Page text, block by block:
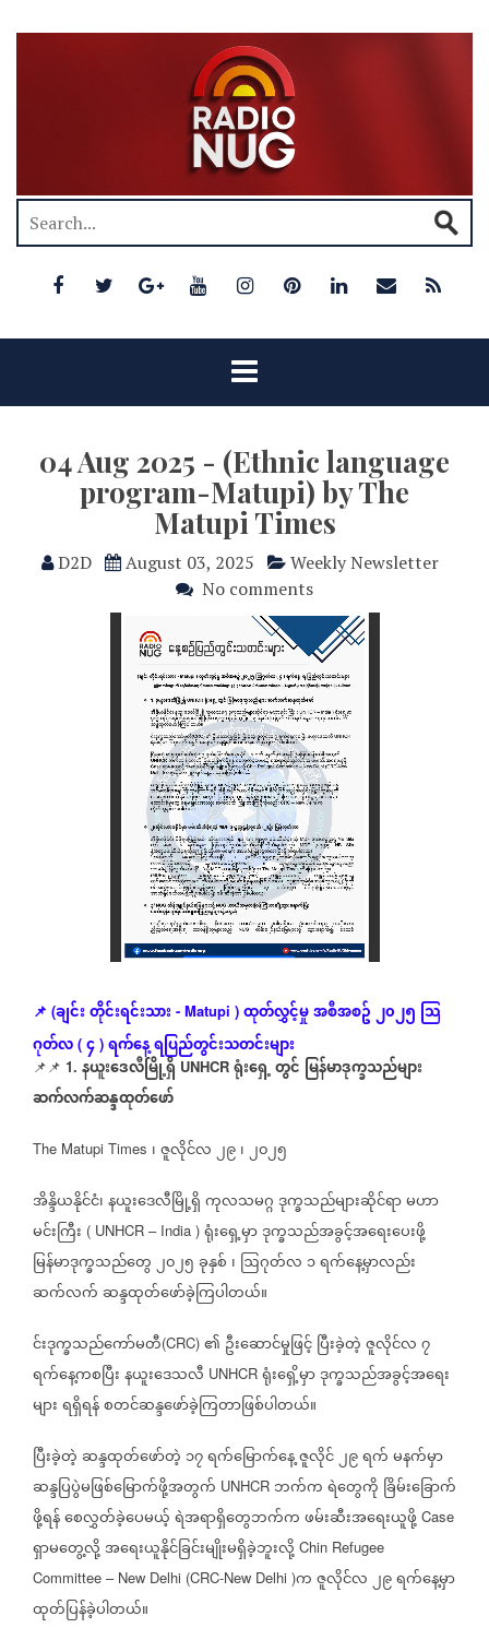
04 Aug 2025 - (Ethnic language
program-Matupi) by The
Matupi Times
D2D August 03, 2025
Weekly Newsletter
No comments
📌 (ချင်းတိုင်းရင်းသား - Matupi ) ထုတ်လွှင့်မှုအစီအစဥ်၂၀၂၅ သြ
ဂုတ်လ ( ၄ ) ရက်နေ့ရပြည်တွင်းသတင်းများ
📌📌 1. နယူးဒေလီမြို့ရှိ UNHCR ရုံးရှေ့တွင် မြန်မာဒုက္ခသည်များ
ဆက်လက်ဆန္ဒထုတ်ဖော်
The Matupi Times ၊ဇူလိုင်လ၂၉၊၂၀၂၅
အိန္ဒိယနိုင်ငံ၊နယူးဒေလီမြို့ရှိကုလသမဂ္ဂဒုက္ခသည်များဆိုင်ရာမဟာ
မင်းကြီး ( UNHCR – India ) ရုံးရှေ့မှာဒုက္ခသည်အခွင့်အရေးပေးဖို့
မြန်မာဒုက္ခသည်တွေ၂၀၂၅ခုနှစ် ၊ ဩဂုတ်လ ၁ရက်နေ့မှာလည်း
ဆက်လက်ဆန္ဒထုတ်ဖော်ခဲ့ကြပါတယ်။
င်းဒုက္ခသည်ကော်မတီ(CRC) ၏ ဦးဆောင်မှုဖြင့်ပြီးခဲ့တဲ့ဇူလိုင်လ၇
ရက်နေ့ကစပြီးနယူးဒေသလီ UNHCR ရုံးရှေိ့မှာဒုက္ခသည်အခွင့်အရေး
များရရှိရန်စတင်ဆန္ဒဖော်ခဲ့ကြတာဖြစ်ပါတယ်။
ပြီးခဲ့တဲ့ဆန္ဒထုတ်ဖော်တဲ့ ၁၇ရက်မြောက်နေ့ဇူလိုင်၂၉ရက်မနက်မှာ
ဆန္ဒပြပွဲမဖြစ်မြောက်ဖို့အတွက် UNHCR ဘက်ကရဲတွေကို ခြိမ်းခြောက်
ဖို့ရန်စေလွှတ်ခဲ့ပေမယ့်ရဲအရာရှိတွေဘက်ကဖမ်းဆီးအရေးယူဖို့ Case
ရှာမတွေ့လို့အရေးယူနိုင်ခြင်းမျိုးမရှိခဲ့ဘူးလို့ Chin Refugee
Committee – New Delhi (CRC-New Delhi )ကဇူလိုင်လ၂၉ရက်နေ့မှာ
ထုတ်ပြန်ခဲ့ပါတယ်။